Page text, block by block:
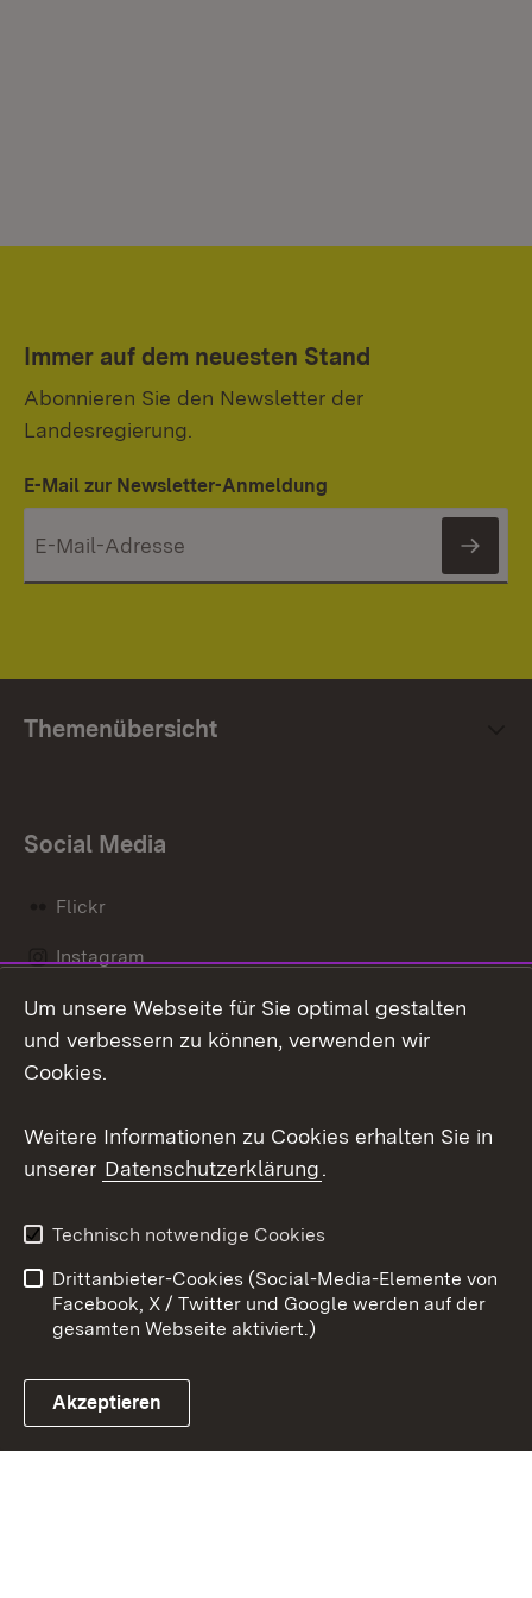
Immer auf dem neuesten Stand
Abonnieren Sie den Newsletter der
Landesregierung.
E-Mail zur Newsletter-Anmeldung
Themenübersicht
Social Media
Flickr
Instagram
Social Wall
Link zum Landesportal
Barrierefreiheit
Benutzungshinweise
Impressum
Cookies
Um unsere Webseite für Sie optimal gestalten
und verbessern zu können, verwenden wir
Cookies.
Weitere Informationen zu Cookies erhalten Sie in
unserer Datenschutzerklärung.
Technisch notwendige Cookies
Drittanbieter-Cookies (Social-Media-Elemente von
Facebook, X / Twitter und Google werden auf der
gesamten Webseite aktiviert.)
Akzeptieren